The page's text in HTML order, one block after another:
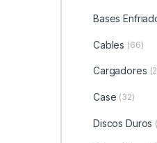
Bases
Cables (66)
Cargadores
Case (32)
Discos Duros